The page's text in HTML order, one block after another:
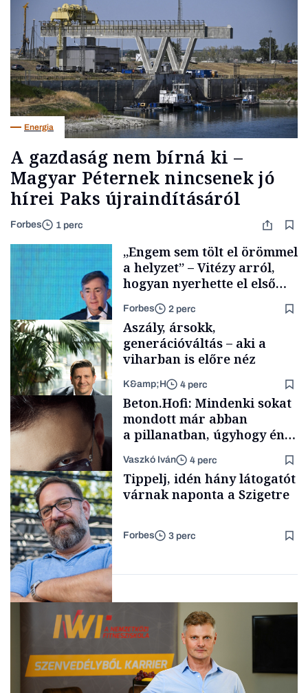
Energia
A gazdaság nem bírná ki –
Magyar Péternek nincsenek jó
hírei Paks újraindításáról
Forbes 1 perc
Elszámoltatás
„Engem sem tölt el örömmel
a helyzet” – Vitézy arról,
hogyan nyerhette el első
tenderét Mészárosék cége a
Tisza-kormány alatt
Forbes 2 perc
TÁMOGATÓI
TARTALOM
Aszály, ársokk,
generációváltás – aki a
viharban is előre néz
K&amp;H 4 perc
Forbes-sztori
Beton.Hofi: Mindenki sokat
mondott már abban
a pillanatban, úgyhogy én
a legsarkosabb
gondolataimat akartam
kimondani
Vaszkó Iván 4 perc
Tippelj, idén hány látogatót
várnak naponta a Szigetre
Forbes 3 perc